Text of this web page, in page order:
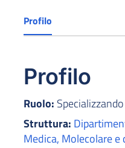
Profilo
Profilo
Ruolo: Specializzando
Struttura:
Medica, Molecolare e